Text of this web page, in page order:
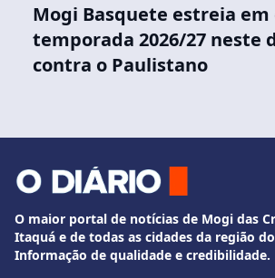
Mogi Basquete estreia em
temporada 2026/27 neste
contra o Paulistano
O maior portal de notícias de Mogi das
Itaquá e de todas as cidades da região
Informação de qualidade e credibilidade.